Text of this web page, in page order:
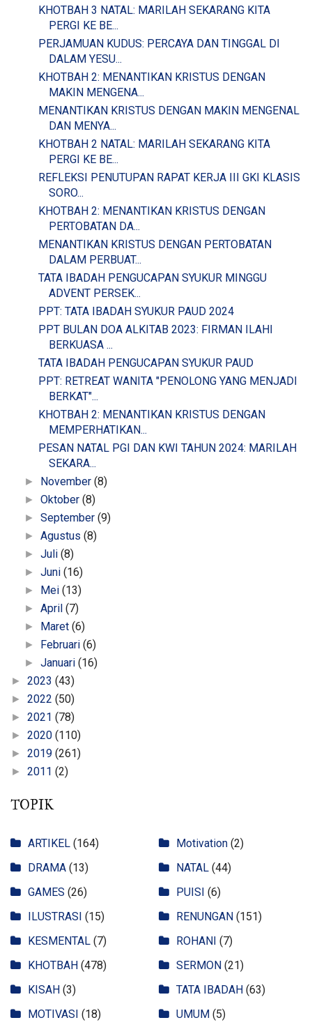
KHOTBAH 3 NATAL: MARILAH SEKARANG KITA
PERGI KE BE...
PERJAMUAN KUDUS: PERCAYA DAN TINGGAL DI
DALAM YESU...
KHOTBAH 2: MENANTIKAN KRISTUS DENGAN
MAKIN MENGENA...
MENANTIKAN KRISTUS DENGAN MAKIN MENGENAL
DAN MENYA...
KHOTBAH 2 NATAL: MARILAH SEKARANG KITA
PERGI KE BE...
REFLEKSI PENUTUPAN RAPAT KERJA III GKI KLASIS
SORO...
KHOTBAH 2: MENANTIKAN KRISTUS DENGAN
PERTOBATAN DA...
MENANTIKAN KRISTUS DENGAN PERTOBATAN
DALAM PERBUAT...
TATA IBADAH PENGUCAPAN SYUKUR MINGGU
ADVENT PERSEK...
PPT: TATA IBADAH SYUKUR PAUD 2024
PPT BULAN DOA ALKITAB 2023: FIRMAN ILAHI
BERKUASA ...
TATA IBADAH PENGUCAPAN SYUKUR PAUD
PPT: RETREAT WANITA "PENOLONG YANG MENJADI
BERKAT"...
KHOTBAH 2: MENANTIKAN KRISTUS DENGAN
MEMPERHATIKAN...
PESAN NATAL PGI DAN KWI TAHUN 2024: MARILAH
SEKARA...
► November(8)
►Oktober(8)
►September(9)
►Agustus(8)
►Juli(8)
►Juni(16)
► Mei(13)
►April(7)
► Maret(6)
► Februari(6)
►Januari(16)
► 2023 (43)
► 2022 (50)
► 2021 (78)
► 2020 (110)
► 2019 (261)
► 2011 (2)
TOPIK
ARTIKEL (164)
DRAMA (13)
GAMES (26)
ILUSTRASI (15)
KESMENTAL (7)
KHOTBAH (478)
KISAH (3)
MOTIVASI (18)
Motivation (2)
NATAL (44)
PUISI (6)
RENUNGAN (151)
ROHANI (7)
SERMON (21)
TATA IBADAH (63)
UMUM (5)